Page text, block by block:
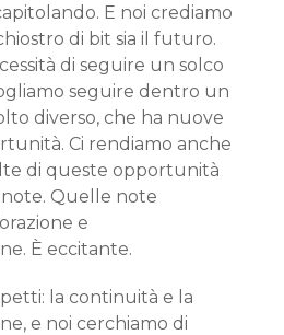
E noi crediamo
di bit sia il futuro.
di seguire un solco
seguire dentro un
diverso, che ha nuove
Ci rendiamo anche
di queste opportunità
Quelle note
e
È eccitante.
la continuità e la
e noi cerchiamo di